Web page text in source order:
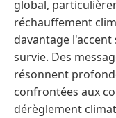
global,
réchauffement
davantage
survie. Des
résonnent
confrontées aux
dérèglement